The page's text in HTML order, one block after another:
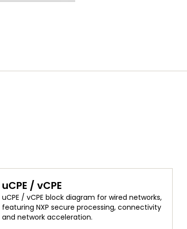
uCPE / vCPE
uCPE / vCPE block diagram for wired networks,
featuring NXP secure processing, connectivity
and network acceleration.